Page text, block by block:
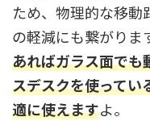
ため、物理的な移動
の軽減にも繋がりま
あればガラス面でも
スデスクを使ってい
適に使えますよ。